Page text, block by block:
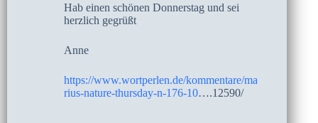
Hab einen schönen Donnerstag und sei
herzlich gegrüßt
Anne
https://www.wortperlen.de/kommentare/ma
rius-nature-thursday-n-176-10….12590/